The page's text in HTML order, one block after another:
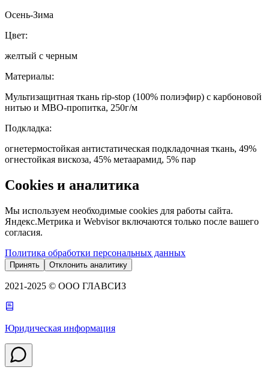
Осень-Зима
Цвет:
желтый с черным
Материалы:
Мультизащитная ткань rip-stop (100% полиэфир) с карбоновой
нитью и МВО-пропитка, 250г/м
Подкладка:
огнетермостойкая антистатическая подкладочная ткань, 49%
огнестойкая вискоза, 45% метаарамид, 5% пар
Cookies и аналитика
Мы используем необходимые cookies для работы сайта.
Яндекс.Метрика и Webvisor включаются только после вашего
согласия.
Политика обработки персональных данных
Принять Отклонить аналитику
2021-2025 © ООО ГЛАВСИЗ
Юридическая информация